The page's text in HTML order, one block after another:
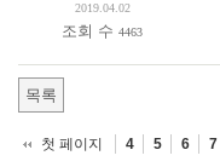
2019.04.02
조회 수4463
목록
첫 페이지 4 5 6 7